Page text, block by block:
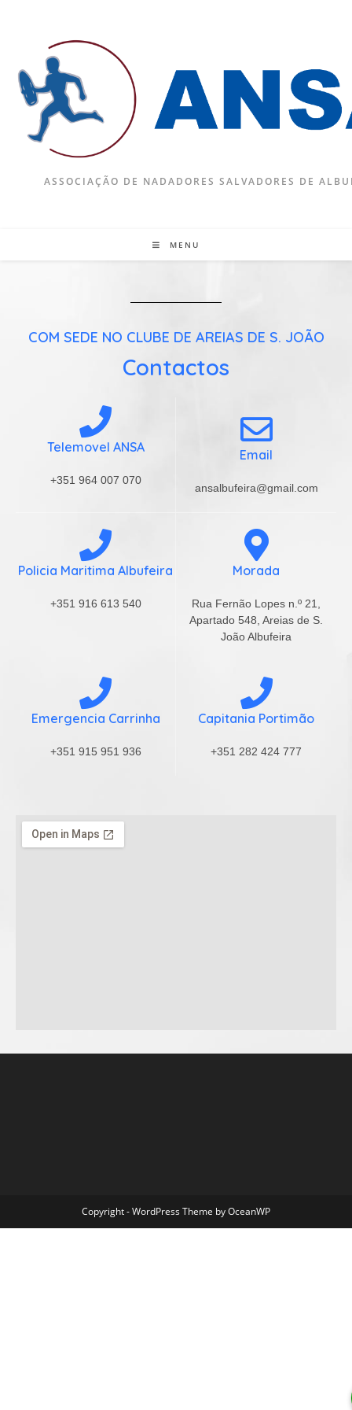
ASSOCIAÇÃO DE NADADORES SALVADORES DE
MENU
COM SEDE NO CLUBE DE AREIAS DE S. JOÃO
Contactos
Telemovel ANSA
+351 964 007 070
Email
ansalbufeira@gmail.com
Policia Maritima Albufeira
+351 916 613 540
Morada
Rua Fernão Lopes n.º 21,
Apartado 548, Areias de S.
João Albufeira
Emergencia Carrinha
+351 915 951 936
Capitania Portimão
+351 282 424 777
Copyright - WordPress Theme by OceanWP